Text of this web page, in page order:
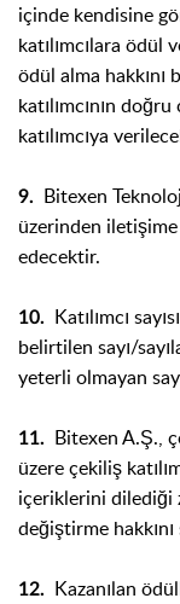
içinde kendisine
katılımcılara
ödül alma hakkını
katılımcının
katılımcıya
9.
Bitexen
üzerinden
edecektir.
10.
Katılımcı
belirtilen sayı/
yeterli olmayan
11.
Bitexen A.Ş.,
üzere çekiliş kat
içeriklerini dilediği
değiştirme
12.
Kazanılan